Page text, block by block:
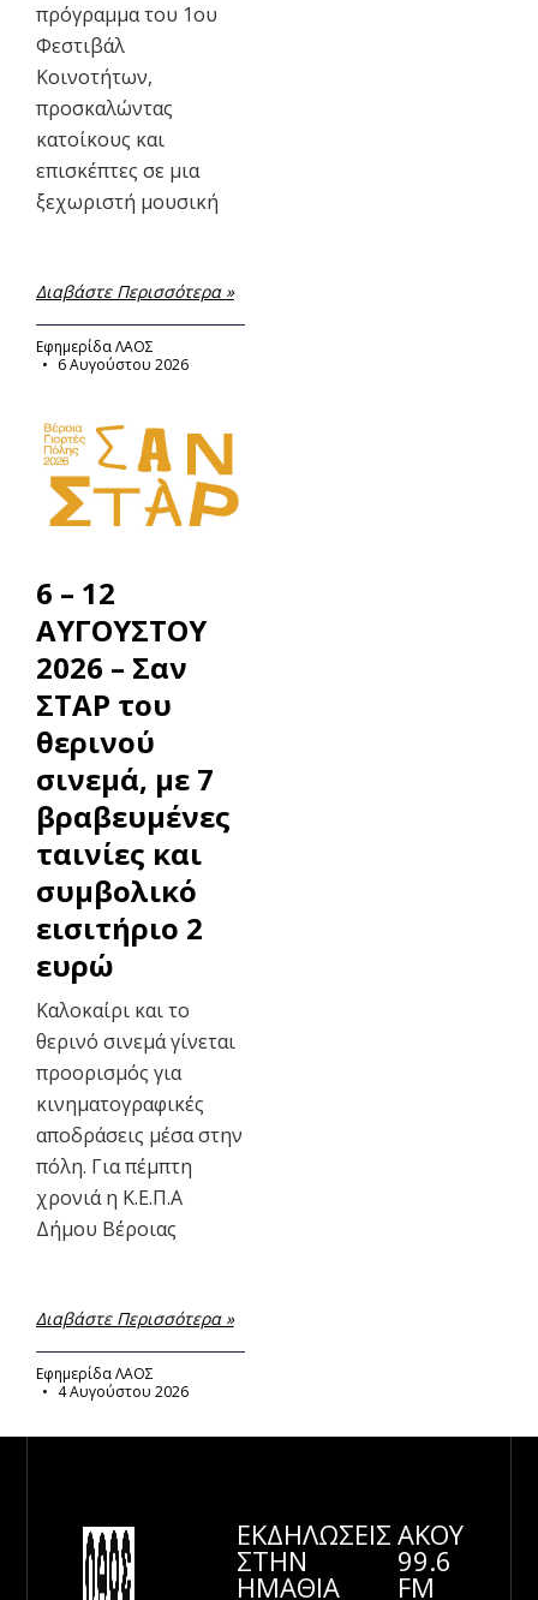
πρόγραμμα του 1ου
Φεστιβάλ
Κοινοτήτων,
προσκαλώντας
κατοίκους και
επισκέπτες σε μια
ξεχωριστή μουσική
Διαβάστε Περισσότερα »
Εφημερίδα ΛΑΟΣ
6 Αυγούστου 2026
6 – 12
ΑΥΓΟΥΣΤΟΥ
2026 – Σαν
ΣΤΑΡ του
θερινού
σινεμά, με 7
βραβευμένες
ταινίες και
συμβολικό
εισιτήριο 2
ευρώ
Καλοκαίρι και το
θερινό σινεμά γίνεται
προορισμός για
κινηματογραφικές
αποδράσεις μέσα στην
πόλη. Για πέμπτη
χρονιά η Κ.Ε.Π.Α
Δήμου Βέροιας
Διαβάστε Περισσότερα »
Εφημερίδα ΛΑΟΣ
4 Αυγούστου 2026
ΕΚΔΗΛΩΣΕΙΣ
ΣΤΗΝ
ΗΜΑΘΊΑ
ΑΚΟΥ
99.6
FM